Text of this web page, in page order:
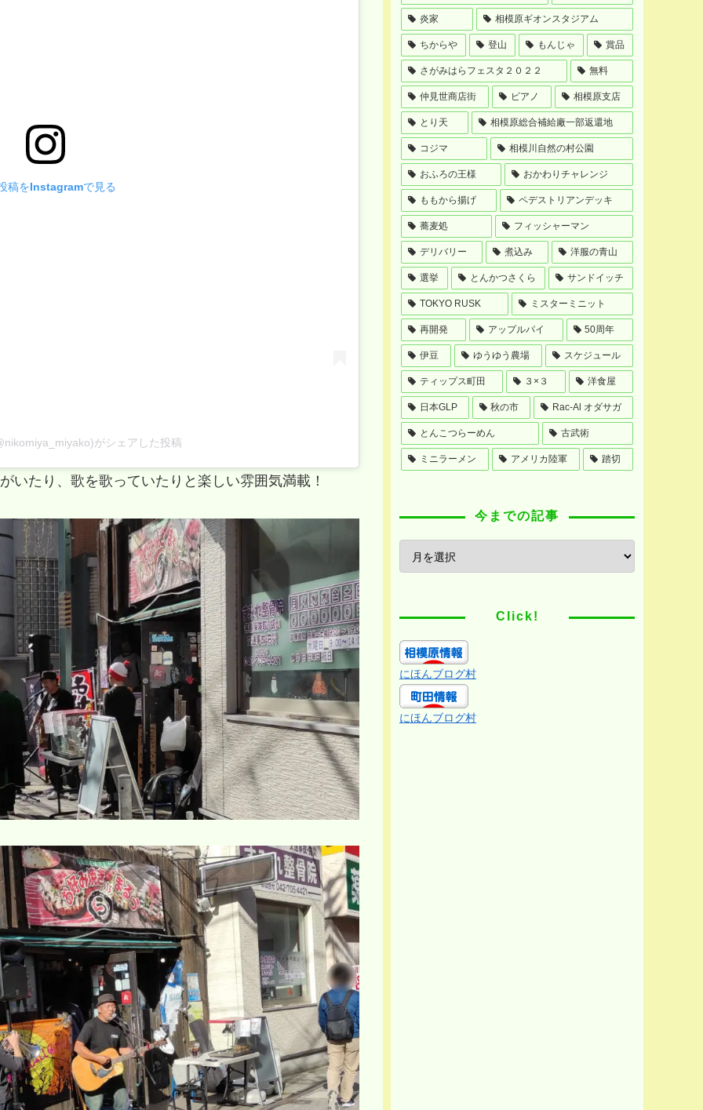
稿をInstagramで見る
がシェアした投稿
いたり、歌を歌っていたりと楽しい雰囲気満載！
炎家 相模原ギオンスタジアム
ちからや 登山 もんじゃ 賞品
さがみはらフェスタ２０２２ 無料
仲見世商店街 ピアノ 相模原支店
とり天 相模原総合補給廠一部返還地
コジマ 相模川自然の村公園
おふろの王様 おかわりチャレンジ
ももから揚げ ペデストリアンデッキ
蕎麦処 フィッシャーマン
デリバリー 煮込み 洋服の青山
選挙 とんかつさくら サンドイッチ
TOKYO RUSK ミスターミニット
再開発 アップルパイ 50周年
伊豆 ゆうゆう農場 スケジュール
ティップス町田 ３×３ 洋食屋
日本GLP 秋の市 Rac-Al オダサガ
とんこつらーめん 古武術
ミニラーメン アメリカ陸軍 踏切
今までの記事
Click!
にほんブログ村
にほんブログ村